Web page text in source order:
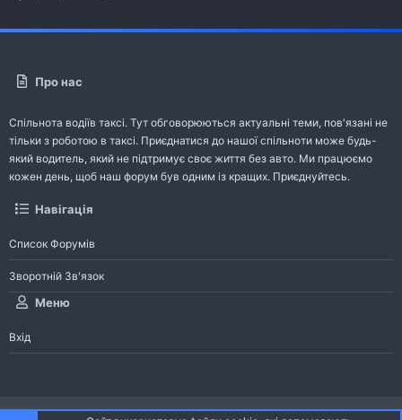
Про нас
Спільнота водіїв таксі. Тут обговорюються актуальні теми, пов'язані не
тільки з роботою в таксі. Приєднатися до нашої спільноти може будь-
який водитель, який не підтримує своє життя без авто. Ми працюємо
кожен день, щоб наш форум був одним із кращих. Приєднуйтесь.
Навігація
Список Форумів
Зворотній Зв'язок
Меню
Вхід
Community platform by XenForo® © 2010-2026 XenForo Ltd.